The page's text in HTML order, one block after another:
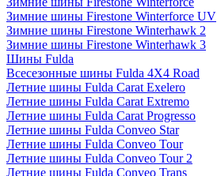
Зимние шины Firestone Winterforce UV
Зимние шины Firestone Winterhawk 2
Зимние шины Firestone Winterhawk 3
Шины Fulda
Всесезонные шины Fulda 4X4 Road
Летние шины Fulda Carat Exelero
Летние шины Fulda Carat Extremo
Летние шины Fulda Carat Progresso
Летние шины Fulda Conveo Star
Летние шины Fulda Conveo Tour
Летние шины Fulda Conveo Tour 2
Летние шины Fulda Conveo Trans